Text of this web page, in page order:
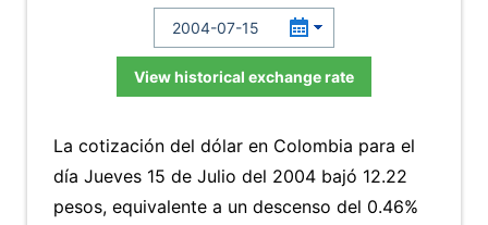
View historical exchange rate
La cotización del dólar en Colombia para el
día Jueves 15 de Julio del 2004 bajó 12.22
pesos, equivalente a un descenso del 0.46%